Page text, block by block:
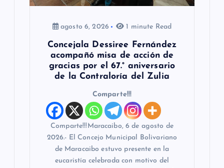
agosto 6, 2026 1 minute Read
Concejala Dessiree Fernández
acompañó misa de acción de
gracias por el 67.° aniversario
de la Contraloría del Zulia
Comparte!!!
Comparte!!!Maracaibo, 6 de agosto de
2026.- El Concejo Municipal Bolivariano
de Maracaibo estuvo presente en la
eucaristía celebrada con motivo del